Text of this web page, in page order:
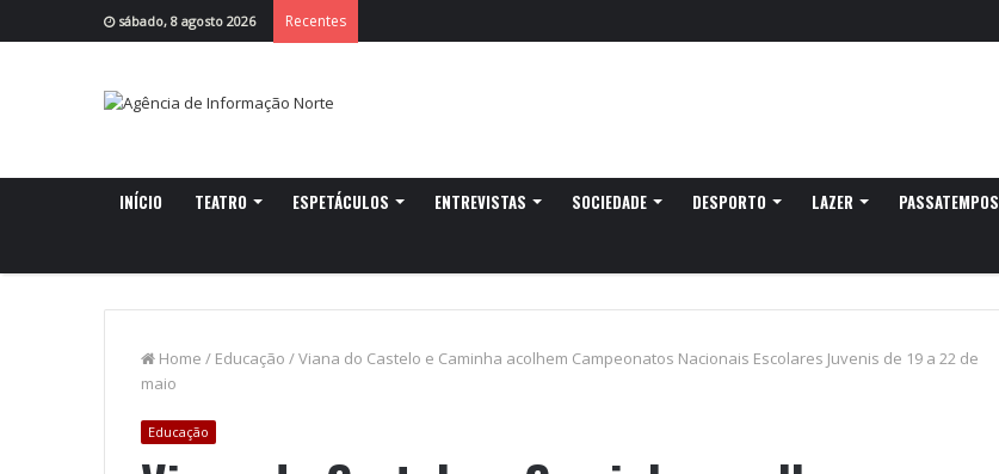
sábado, 8 agosto 2026 Recentes
INÍCIO TEATRO ESPETÁCULOS ENTREVISTAS SOCIEDADE DESPORTO LAZER PASSATEMPOS
Home / Educação /Viana do Castelo e Caminha acolhem Campeonatos Nacionais Escolares Juvenis de 19 a 22 de
maio
Educação